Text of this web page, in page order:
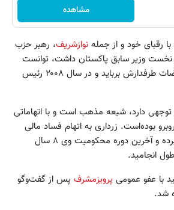
مشاهده
رقبای خود و از جمله نوازشریف، رهبر حزب
وزیر سابق پاکستان داشت، توانست
گوی رقابت را از وی و قضات طرفدارش برباید و در سال ۲۰۰۸ رئیس
دارد، شیعه مذهب است و با اتهاماتی
بوده‌است. زرداری به اتهام فساد مالی
سال‌ها در زندان به سر برده و آخرین دوره محکومیت وی ۸ سال
با عفو عمومی پرویزمشرف پس از گفت‌وگو
شد.